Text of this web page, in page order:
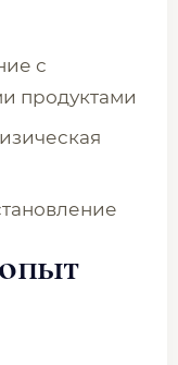
с
продуктами